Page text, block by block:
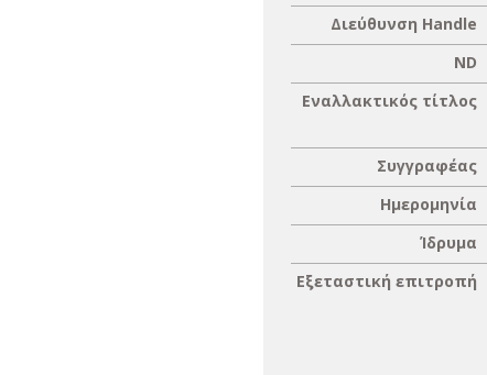
Διεύθυνση Handle
ND
Εναλλακτικός τίτλος
Συγγραφέας
Ημερομηνία
Ίδρυμα
Εξεταστική επιτροπή